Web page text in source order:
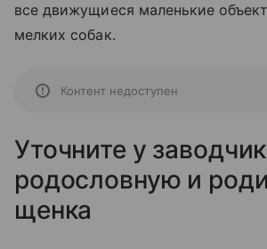
все движущиеся маленькие
мелких собак.
Контент недоступен
Уточните у
родословную и
щенка